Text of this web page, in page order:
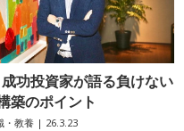
成功投資家が語る負けない
築のポイント
・教養 | 26.3.23